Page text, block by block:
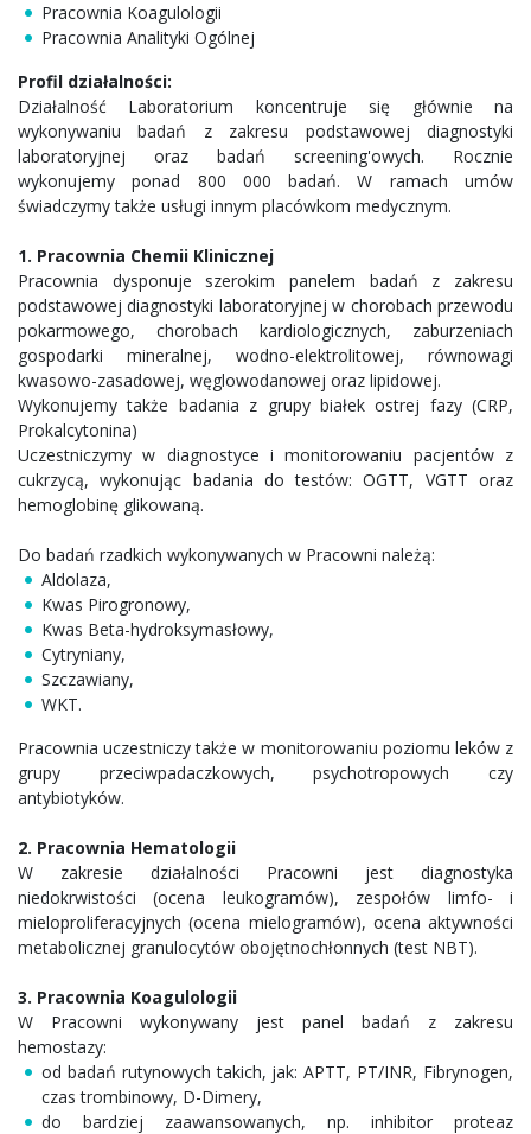
Pracownia Koagulologii
Pracownia Analityki Ogólnej
Profil działalności:
Działalność Laboratorium koncentruje się głównie na
wykonywaniu badań z zakresu podstawowej diagnostyki
laboratoryjnej oraz badań screening'owych. Rocznie
wykonujemy ponad 800 000 badań. W ramach umów
świadczymy także usługi innym placówkom medycznym.
1. Pracownia Chemii Klinicznej
Pracownia dysponuje szerokim panelem badań z zakresu
podstawowej diagnostyki laboratoryjnej w chorobach przewodu
pokarmowego, chorobach kardiologicznych, zaburzeniach
gospodarki mineralnej, wodno-elektrolitowej, równowagi
kwasowo-zasadowej, węglowodanowej oraz lipidowej.
Wykonujemy także badania z grupy białek ostrej fazy (CRP,
Prokalcytonina)
Uczestniczymy w diagnostyce i monitorowaniu pacjentów z
cukrzycą, wykonując badania do testów: OGTT, VGTT oraz
hemoglobinę glikowaną.
Do badań rzadkich wykonywanych w Pracowni należą:
Aldolaza,
Kwas Pirogronowy,
Kwas Beta-hydroksymasłowy,
Cytryniany,
Szczawiany,
WKT.
Pracownia uczestniczy także w monitorowaniu poziomu leków z
grupy przeciwpadaczkowych, psychotropowych czy
antybiotyków.
2. Pracownia Hematologii
W zakresie działalności Pracowni jest diagnostyka
niedokrwistości (ocena leukogramów), zespołów limfo- i
mieloproliferacyjnych (ocena mielogramów), ocena aktywności
metabolicznej granulocytów obojętnochłonnych (test NBT).
3. Pracownia Koagulologii
W Pracowni wykonywany jest panel badań z zakresu
hemostazy:
od badań rutynowych takich, jak: APTT, PT/INR, Fibrynogen,
czas trombinowy, D-Dimery,
do bardziej zaawansowanych, np. inhibitor proteaz